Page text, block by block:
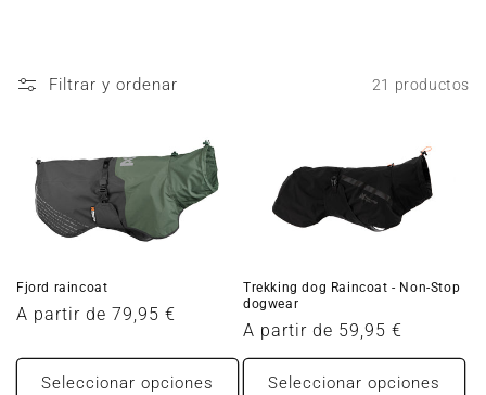
ó
n
:
Filtrar y ordenar 21 productos
Fjord raincoat
Precio
A partir de 79,95 €
Seleccionar opciones
Trekking dog Raincoat - Non-Stop
dogwear
Precio
habitual
A partir de 59,95 €
Seleccionar opciones